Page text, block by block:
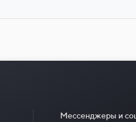
Мессенджеры и